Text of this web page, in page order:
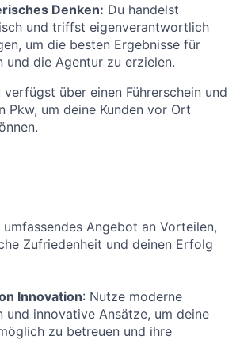
Denken: Du handelst
und triffst eigenverantwortlich
um die besten Ergebnisse für
und die Agentur zu erzielen.
verfügst über einen Führerschein und
Pkw, um deine Kunden vor Ort
Angebot an Vorteilen,
Zufriedenheit und deinen Erfolg
Innovation: Nutze moderne
und innovative Ansätze, um deine
zu betreuen und ihre